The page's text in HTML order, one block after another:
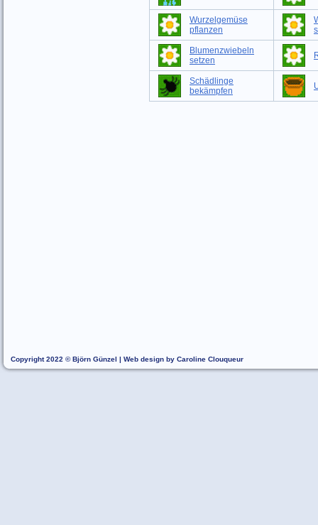
Wurzelgemüse
pflanzen
Blumenzwiebeln
setzen
Schädlinge
bekämpfen
Copyright 2022 © Björn Günzel | Web design by Caroline Clouqueur